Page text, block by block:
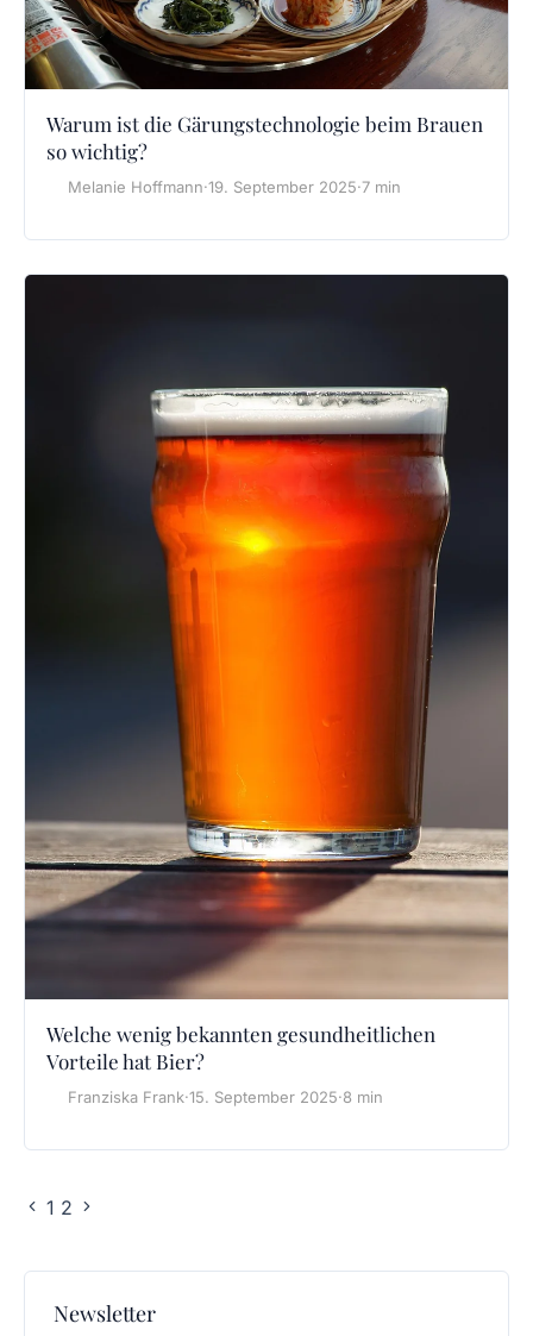
Warum ist die Gärungstechnologie beim Brauen
so wichtig?
Melanie Hoffmann·19. September 2025·7 min
Welche wenig bekannten gesundheitlichen
Vorteile hat Bier?
Franziska Frank·15. September 2025·8 min
1 2
Newsletter